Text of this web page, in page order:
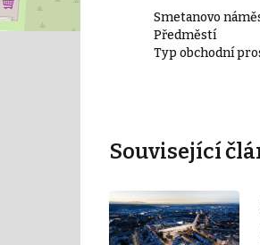
43 m²
Smetanovo
Předměstí
Typ obchodní
Související